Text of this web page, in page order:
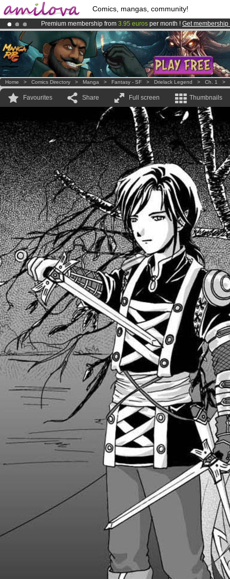
Comics, mangas, community!
Premium membership from 3.95 euros per month ! Get membership
AmilovaKickstarter is now LIVE!.
Already 134393 membersand 1208 comics & mangas!.
Home > Comics Directory > Manga > Fantasy - SF > Drielack Legend > Ch. 1 >
Favourites Share Full screen Thumbnails